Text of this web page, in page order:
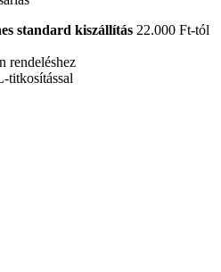
standard kiszállítás 22.000 Ft-tól
rendeléshez
titkosítással